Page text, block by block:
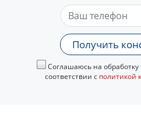
Получить
Соглашаюсь на
соответствии с политикой